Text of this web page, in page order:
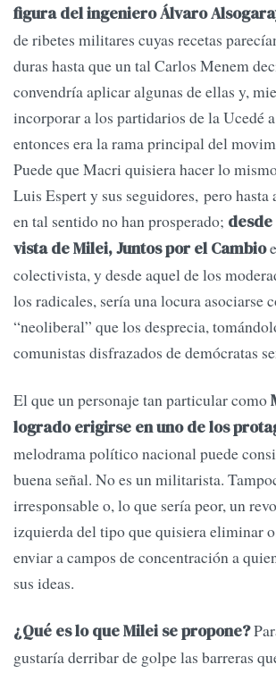
figura del ingeniero Álvaro
de ribetes militares cuyas recetas
duras hasta que un tal Carlos Menem
convendría aplicar algunas de ellas y,
incorporar a los partidarios de la Ucedé
entonces era la rama principal del
Puede que Macri quisiera hacer lo
Luis Espert y sus seguidores, pero hasta
en tal sentido no han prosperado;
vista de Milei, Juntos por el Cambio
colectivista, y desde aquel de los
los radicales, sería una locura asociarse
“neoliberal” que los desprecia,
comunistas disfrazados de demócratas
El que un personaje tan particular como
logrado erigirse en uno de los
melodrama político nacional puede
buena señal. No es un militarista.
irresponsable o, lo que sería peor, un
izquierda del tipo que quisiera eliminar
enviar a campos de concentración a
sus ideas.
¿Qué es lo que Milei se propone?
gustaría derribar de golpe las barreras